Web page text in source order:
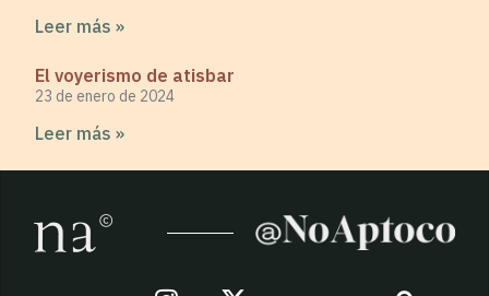
Leer más »
El voyerismo de atisbar
23 de enero de 2024
Leer más »